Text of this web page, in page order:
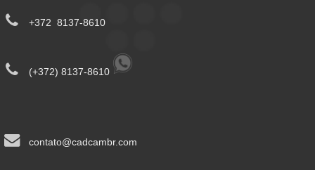
+372 8137-8610
(+372) 8137-8610
contato@cadcambr.com